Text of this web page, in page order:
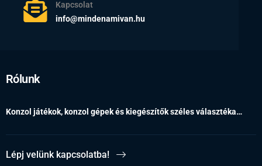
Kapcsolat
info@mindenamivan.hu
Rólunk
Konzol játékok, konzol gépek és kiegészítők széles választéka…
Lépj velünk kapcsolatba!